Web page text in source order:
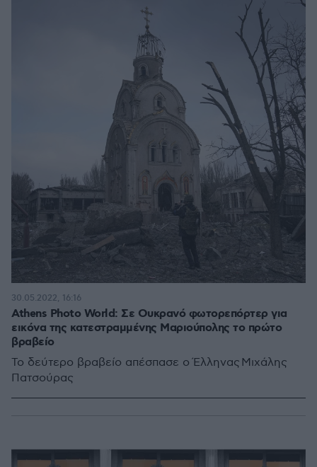
Athens Photo World: Σε Ουκρανό φωτορεπόρτερ για
εικόνα της κατεστραμμένης Μαριούπολης το πρώτο
βραβείο
Το δεύτερο βραβείο απέσπασε ο Έλληνας Μιχάλης
Πατσούρας
30.05.2022, 16:16